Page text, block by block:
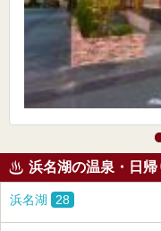
浜名湖の温泉・日
浜名湖 28